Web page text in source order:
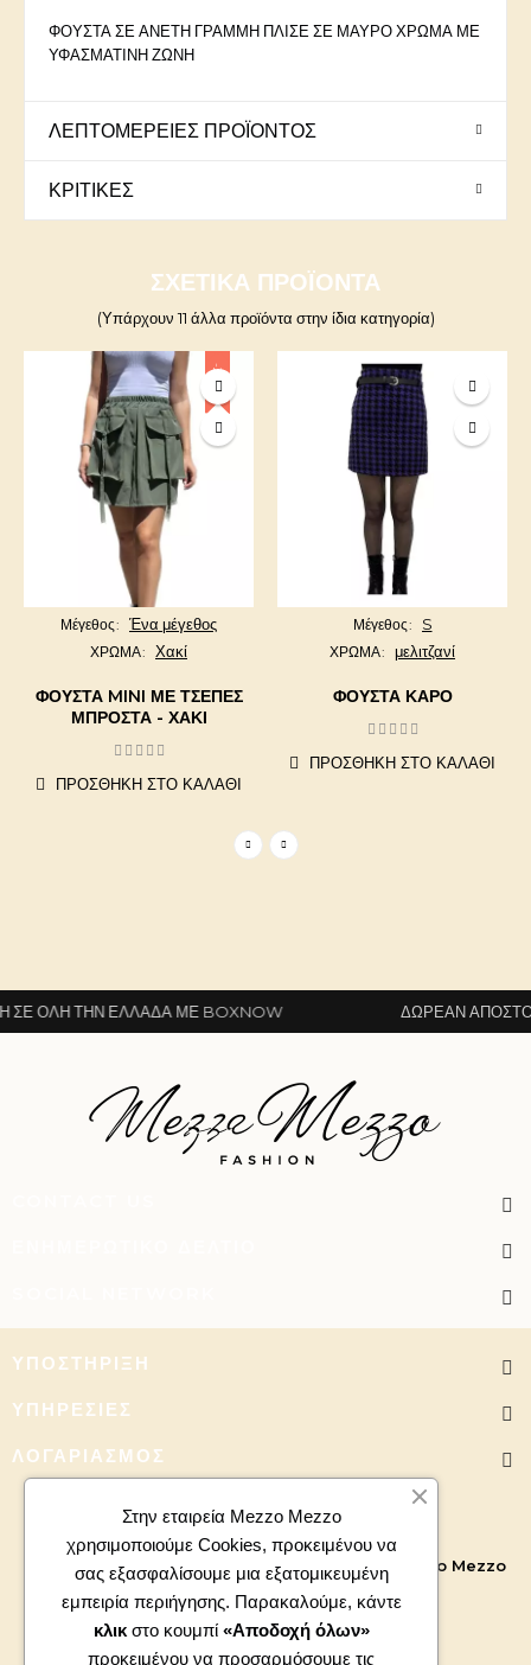
ΦΟΥΣΤΑ ΣΕ ΑΝΕΤΗ ΓΡΑΜΜΗ ΠΛΙΣΕ ΣΕ ΜΑΥΡΟ ΧΡΩΜΑ ΜΕ
ΥΦΑΣΜΑΤΙΝΗ ΖΩΝΗ
ΛΕΠΤΟΜΈΡΕΙΕΣ ΠΡΟΪΌΝΤΟΣ
ΚΡΙΤΙΚΈΣ
ΣΧΕΤΙΚΆ ΠΡΟΪΌΝΤΑ
(Υπάρχουν 11 άλλα προϊόντα στην ίδια κατηγορία)
-20%
Μέγεθος Ένα μέγεθος
ΧΡΩΜΑ Χακί
ΦΟΎΣΤΑ MINI ΜΕ ΤΣΈΠΕΣ
ΜΠΡΟΣΤΆ - ΧΑΚΙ
ΠΡΟΣΘΉΚΗ ΣΤΟ ΚΑΛΆΘΙ
Μέγεθος S
ΧΡΩΜΑ μελιτζανί
ΦΟΥΣΤΑ ΚΑΡΟ
ΠΡΟΣΘΉΚΗ ΣΤΟ ΚΑΛΆΘΙ
ΌΛΗ ΤΗΝ ΕΛΛΆΔΑ ΜΕ BOXNOW ΔΩΡΕΆΝ
ΥΠΟΣΤΉΡΙΞΗ
ΥΠΗΡΕΣΊΕΣ
ΛΟΓΑΡΙΑΣΜΌΣ
Copyright 2026 - All right reserved. Powered by Mezzo Mezzo
Στην εταιρεία Mezzo Mezzo
χρησιμοποιούμε Cookies, προκειμένου να
σας εξασφαλίσουμε μια εξατομικευμένη
εμπειρία περιήγησης. Παρακαλούμε, κάντε
κλικ στο κουμπί «Αποδοχή όλων»
προκειμένου να προσαρμόσουμε τις